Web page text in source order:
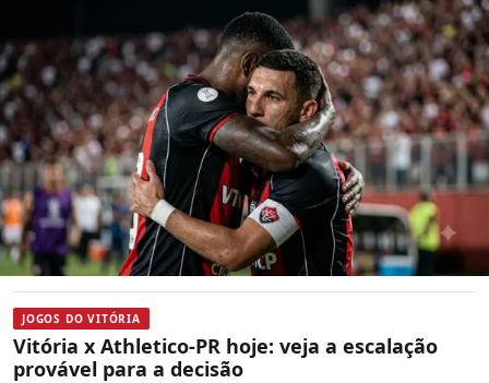
JOGOS DO VITÓRIA
Vitória x Athletico-PR hoje: veja a escalação
provável para a decisão